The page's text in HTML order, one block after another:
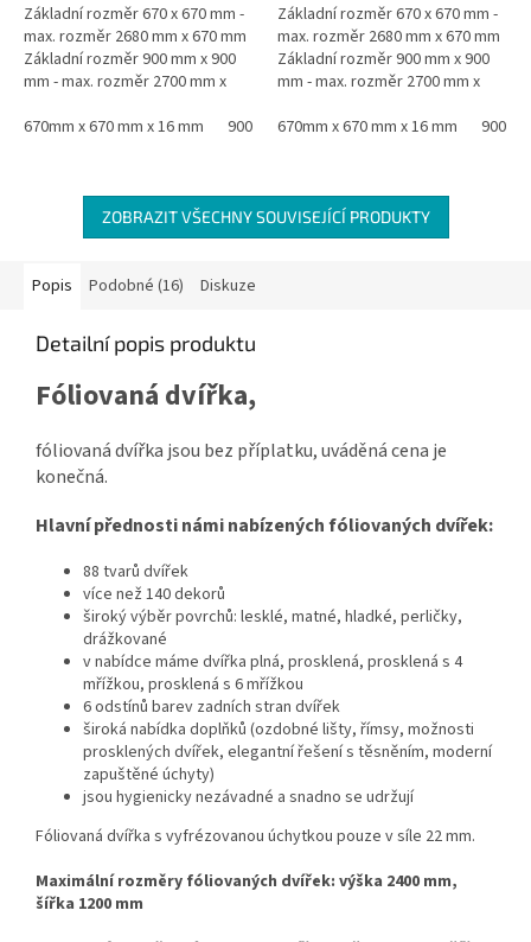
Základní rozměr 670 x 670 mm -
max. rozměr 2680 mm x 670 mm
Základní rozměr 900 mm x 900
mm - max. rozměr 2700 mm x
MDF oboustranně laminovaná...
670mm x 670 mm x 16 mm 900 mm x 900 mm x 16 mm
Základní rozměr 670 x 670 mm -
max. rozměr 2680 mm x 670 mm
Základní rozměr 900 mm x 900
mm - max. rozměr 2700 mm x
MDF oboustranně laminovaná...
670mm x 670 mm x 16 mm 900
ZOBRAZIT VŠECHNY SOUVISEJÍCÍ PRODUKTY
Popis Podobné (16) Diskuze
Detailní popis produktu
Fóliovaná dvířka,
fóliovaná dvířka jsou bez příplatku, uváděná cena je
konečná.
Hlavní přednosti námi nabízených fóliovaných dvířek:
88 tvarů dvířek
více než 140 dekorů
široký výběr povrchů: lesklé, matné, hladké, perličky,
drážkované
v nabídce máme dvířka plná, prosklená, prosklená s 4
mřížkou, prosklená s 6 mřížkou
6 odstínů barev zadních stran dvířek
široká nabídka doplňků (ozdobné lišty, římsy, možnosti
prosklených dvířek, elegantní řešení s těsněním, moderní
zapuštěné úchyty)
jsou hygienicky nezávadné a snadno se udržují
Fóliovaná dvířka s vyfrézovanou úchytkou pouze v síle 22 mm.
Maximální rozměry fóliovaných dvířek: výška 2400 mm,
šířka 1200 mm